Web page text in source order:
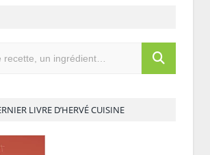
LIVRE D’HERVÉ CUISINE